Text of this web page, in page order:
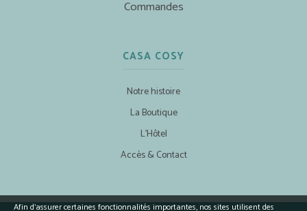
Commandes
CASA COSY
Notre histoire
La Boutique
L’Hôtel
Accès & Contact
Afin d’assurer certaines fonctionnalités importantes, nos sites utilisent des